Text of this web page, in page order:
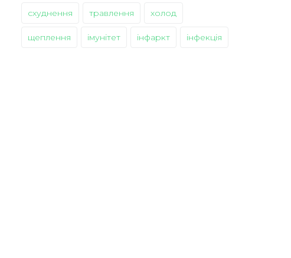
схуднення травлення холод
щеплення імунітет інфаркт інфекція